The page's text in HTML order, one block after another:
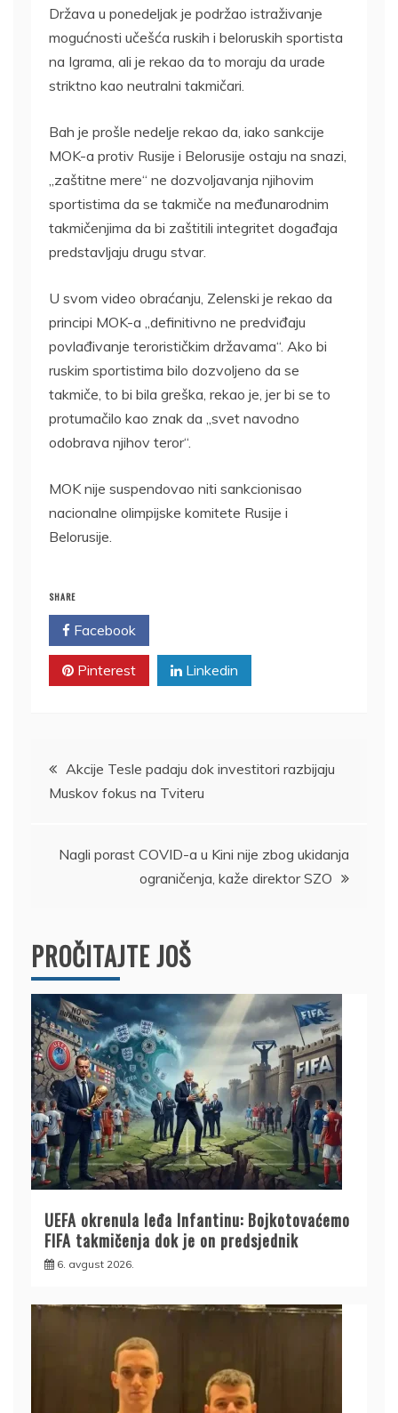
Država u ponedeljak je podržao istraživanje
mogućnosti učešća ruskih i beloruskih sportista
na Igrama, ali je rekao da to moraju da urade
striktno kao neutralni takmičari.
Bah je prošle nedelje rekao da, iako sankcije
MOK-a protiv Rusije i Belorusije ostaju na snazi,
„zaštitne mere“ ne dozvoljavanja njihovim
sportistima da se takmiče na međunarodnim
takmičenjima da bi zaštitili integritet događaja
predstavljaju drugu stvar.
U svom video obraćanju, Zelenski je rekao da
principi MOK-a „definitivno ne predviđaju
povlađivanje terorističkim državama“. Ako bi
ruskim sportistima bilo dozvoljeno da se
takmiče, to bi bila greška, rekao je, jer bi se to
protumačilo kao znak da „svet navodno
odobrava njihov teror“.
MOK nije suspendovao niti sankcionisao
nacionalne olimpijske komitete Rusije i
Belorusije.
SHARE
Facebook
Pinterest Linkedin
Kretanje
članka
Akcije Tesle padaju dok investitori razbijaju
Muskov fokus na Tviteru
Nagli porast COVID-a u Kini nije zbog ukidanja
ograničenja, kaže direktor SZO
PROČITAJTE JOŠ
UEFA okrenula leđa Infantinu: Bojkotovaćemo
FIFA takmičenja dok je on predsjednik
6. avgust 2026.